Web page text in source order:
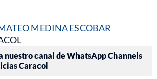
MEDINA ESCOBAR
nuestro canal de WhatsApp Channels
Caracol